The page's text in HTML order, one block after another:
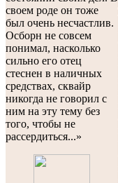
своем роде он тоже
был очень несчастлив.
Осборн не совсем
понимал, насколько
сильно его отец
стеснен в наличных
средствах, сквайр
никогда не говорил с
ним на эту тему без
того, чтобы не
рассердиться...»